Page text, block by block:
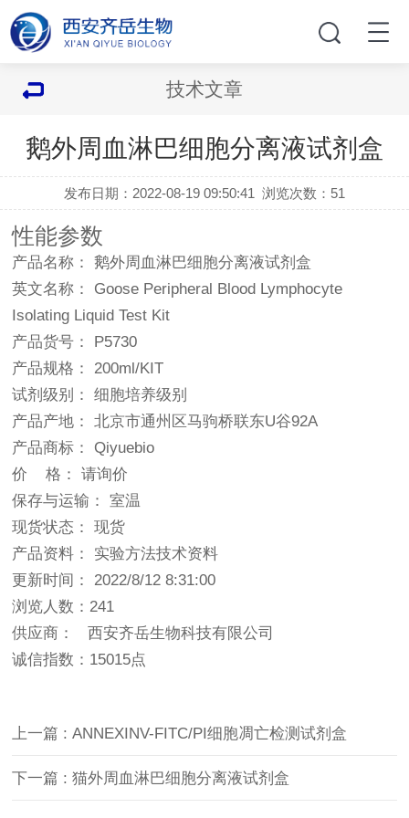
技术文章
鹅外周血淋巴细胞分离液试剂盒
发布日期：2022-08-19 09:50:41 浏览次数： 51
性能参数
产品名称： 鹅外周血淋巴细胞分离液试剂盒
英文名称： Goose Peripheral Blood Lymphocyte
Isolating Liquid Test Kit
产品货号： P5730
产品规格： 200ml/KIT
试剂级别： 细胞培养级别
产品产地： 北京市通州区马驹桥联东U谷92A
产品商标： Qiyuebio
价 格： 请询价
保存与运输： 室温
现货状态： 现货
产品资料： 实验方法技术资料
更新时间： 2022/8/12 8:31:00
浏览人数：241
供应商： 西安齐岳生物科技有限公司
诚信指数： 15015点
上一篇 : ANNEXINV-FITC/PI细胞凋亡检测试剂盒
下一篇 : 猫外周血淋巴细胞分离液试剂盒